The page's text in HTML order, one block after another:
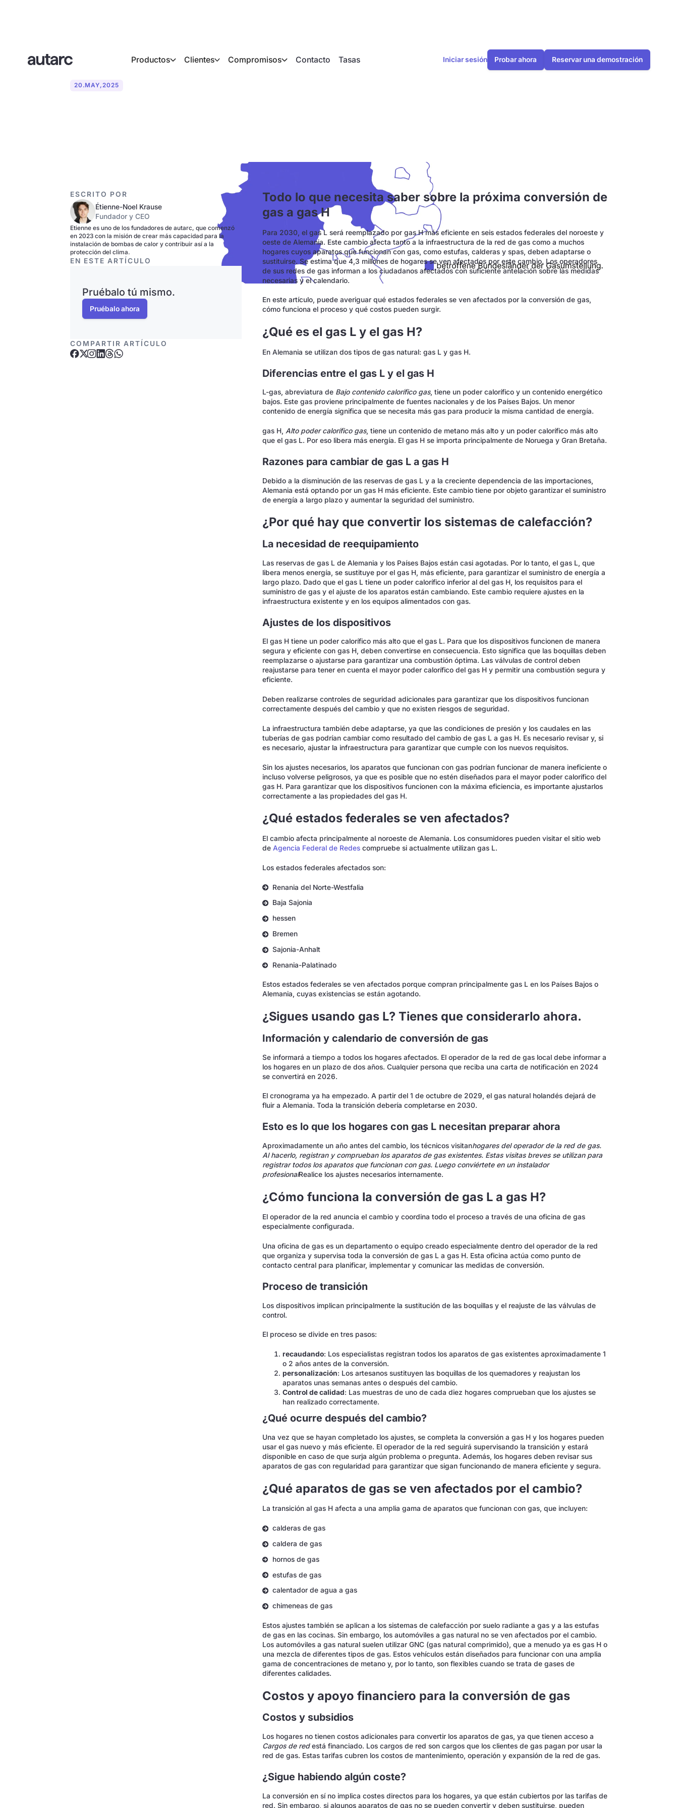
Productos Clientes Compromisos Contacto Tasas Iniciar sesión Probar ahora Reservar una demostración
20.MAY,2025
ESCRITO POR
Étienne-Noel Krause
Fundador y CEO
Etienne es uno de los fundadores de autarc, que comenzó
en 2023 con la misión de crear más capacidad para la
instalación de bombas de calor y contribuir así a la
protección del clima.
EN ESTE ARTÍCULO
Pruébalo tú mismo.
Pruébalo ahora
COMPARTIR ARTÍCULO
Todo lo que necesita saber sobre la próxima conversión de
gas a gas H
Para 2030, el gas L será reemplazado por gas H más eficiente en seis estados federales del noroeste y
oeste de Alemania. Este cambio afecta tanto a la infraestructura de la red de gas como a muchos
hogares cuyos aparatos que funcionan con gas, como estufas, calderas y spas, deben adaptarse o
sustituirse. Se estima que 4,3 millones de hogares se ven afectados por este cambio. Los operadores
de sus redes de gas informan a los ciudadanos afectados con suficiente antelación sobre las medidas
necesarias y el calendario.
En este artículo, puede averiguar qué estados federales se ven afectados por la conversión de gas,
cómo funciona el proceso y qué costos pueden surgir.
¿Qué es el gas L y el gas H?
En Alemania se utilizan dos tipos de gas natural: gas L y gas H.
Diferencias entre el gas L y el gas H
L-gas, abreviatura de Bajo contenido calorífico gas, tiene un poder calorífico y un contenido energético
bajos. Este gas proviene principalmente de fuentes nacionales y de los Países Bajos. Un menor
contenido de energía significa que se necesita más gas para producir la misma cantidad de energía.
gas H, Alto poder calorífico gas, tiene un contenido de metano más alto y un poder calorífico más alto
que el gas L. Por eso libera más energía. El gas H se importa principalmente de Noruega y Gran Bretaña.
Razones para cambiar de gas L a gas H
Debido a la disminución de las reservas de gas L y a la creciente dependencia de las importaciones,
Alemania está optando por un gas H más eficiente. Este cambio tiene por objeto garantizar el suministro
de energía a largo plazo y aumentar la seguridad del suministro.
¿Por qué hay que convertir los sistemas de calefacción?
La necesidad de reequipamiento
Las reservas de gas L de Alemania y los Países Bajos están casi agotadas. Por lo tanto, el gas L, que
libera menos energía, se sustituye por el gas H, más eficiente, para garantizar el suministro de energía a
largo plazo. Dado que el gas L tiene un poder calorífico inferior al del gas H, los requisitos para el
suministro de gas y el ajuste de los aparatos están cambiando. Este cambio requiere ajustes en la
infraestructura existente y en los equipos alimentados con gas.
Ajustes de los dispositivos
El gas H tiene un poder calorífico más alto que el gas L. Para que los dispositivos funcionen de manera
segura y eficiente con gas H, deben convertirse en consecuencia. Esto significa que las boquillas deben
reemplazarse o ajustarse para garantizar una combustión óptima. Las válvulas de control deben
reajustarse para tener en cuenta el mayor poder calorífico del gas H y permitir una combustión segura y
eficiente.
Deben realizarse controles de seguridad adicionales para garantizar que los dispositivos funcionan
correctamente después del cambio y que no existen riesgos de seguridad.
La infraestructura también debe adaptarse, ya que las condiciones de presión y los caudales en las
tuberías de gas podrían cambiar como resultado del cambio de gas L a gas H. Es necesario revisar y, si
es necesario, ajustar la infraestructura para garantizar que cumple con los nuevos requisitos.
Sin los ajustes necesarios, los aparatos que funcionan con gas podrían funcionar de manera ineficiente o
incluso volverse peligrosos, ya que es posible que no estén diseñados para el mayor poder calorífico del
gas H. Para garantizar que los dispositivos funcionen con la máxima eficiencia, es importante ajustarlos
correctamente a las propiedades del gas H.
¿Qué estados federales se ven afectados?
El cambio afecta principalmente al noroeste de Alemania. Los consumidores pueden visitar el sitio web
de Agencia Federal de Redes compruebe si actualmente utilizan gas L.
Los estados federales afectados son:
Renania del Norte-Westfalia
Baja Sajonia
hessen
Bremen
Sajonia-Anhalt
Renania-Palatinado
Estos estados federales se ven afectados porque compran principalmente gas L en los Países Bajos o
Alemania, cuyas existencias se están agotando.
¿Sigues usando gas L? Tienes que considerarlo ahora.
Información y calendario de conversión de gas
Se informará a tiempo a todos los hogares afectados. El operador de la red de gas local debe informar a
los hogares en un plazo de dos años. Cualquier persona que reciba una carta de notificación en 2024
se convertirá en 2026.
El cronograma ya ha empezado. A partir del 1 de octubre de 2029, el gas natural holandés dejará de
fluir a Alemania. Toda la transición debería completarse en 2030.
Esto es lo que los hogares con gas L necesitan preparar ahora
Aproximadamente un año antes del cambio, los técnicos visitanhogares del operador de la red de gas.
Al hacerlo, registran y comprueban los aparatos de gas existentes. Estas visitas breves se utilizan para
registrar todos los aparatos que funcionan con gas. Luego conviértete en un instalador
profesionalRealice los ajustes necesarios internamente.
¿Cómo funciona la conversión de gas L a gas H?
El operador de la red anuncia el cambio y coordina todo el proceso a través de una oficina de gas
especialmente configurada.
Una oficina de gas es un departamento o equipo creado especialmente dentro del operador de la red
que organiza y supervisa toda la conversión de gas L a gas H. Esta oficina actúa como punto de
contacto central para planificar, implementar y comunicar las medidas de conversión.
Proceso de transición
Los dispositivos implican principalmente la sustitución de las boquillas y el reajuste de las válvulas de
control.
El proceso se divide en tres pasos:
recaudando: Los especialistas registran todos los aparatos de gas existentes aproximadamente 1
o 2 años antes de la conversión.
personalización: Los artesanos sustituyen las boquillas de los quemadores y reajustan los
aparatos unas semanas antes o después del cambio.
Control de calidad: Las muestras de uno de cada diez hogares comprueban que los ajustes se
han realizado correctamente.
¿Qué ocurre después del cambio?
Una vez que se hayan completado los ajustes, se completa la conversión a gas H y los hogares pueden
usar el gas nuevo y más eficiente. El operador de la red seguirá supervisando la transición y estará
disponible en caso de que surja algún problema o pregunta. Además, los hogares deben revisar sus
aparatos de gas con regularidad para garantizar que sigan funcionando de manera eficiente y segura.
¿Qué aparatos de gas se ven afectados por el cambio?
La transición al gas H afecta a una amplia gama de aparatos que funcionan con gas, que incluyen:
calderas de gas
caldera de gas
hornos de gas
estufas de gas
calentador de agua a gas
chimeneas de gas
Estos ajustes también se aplican a los sistemas de calefacción por suelo radiante a gas y a las estufas
de gas en las cocinas. Sin embargo, los automóviles a gas natural no se ven afectados por el cambio.
Los automóviles a gas natural suelen utilizar GNC (gas natural comprimido), que a menudo ya es gas H o
una mezcla de diferentes tipos de gas. Estos vehículos están diseñados para funcionar con una amplia
gama de concentraciones de metano y, por lo tanto, son flexibles cuando se trata de gases de
diferentes calidades.
Costos y apoyo financiero para la conversión de gas
Costos y subsidios
Los hogares no tienen costos adicionales para convertir los aparatos de gas, ya que tienen acceso a
Cargos de redestá financiado. Los cargos de red son cargos que los clientes de gas pagan por usar la
red de gas. Estas tarifas cubren los costos de mantenimiento, operación y expansión de la red de gas.
¿Sigue habiendo algún coste?
La conversión en sí no implica costes directos para los hogares, ya que están cubiertos por las tarifas de
red. Sin embargo, si algunos aparatos de gas no se pueden convertir y deben sustituirse, pueden